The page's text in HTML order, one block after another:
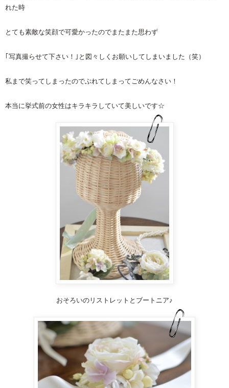
れた時
とても素敵な笑顔で可愛かったのでまたまた思わず
｢写真撮らせて下さい！｣と図々しくお願いしてしまいました（笑）
私まで笑ってしまったのでぶれてしまってごめんなさい！
本当に挙式前の女性はキラキラしていて美しいです☆
おそろいの リストレット とブートニア♪